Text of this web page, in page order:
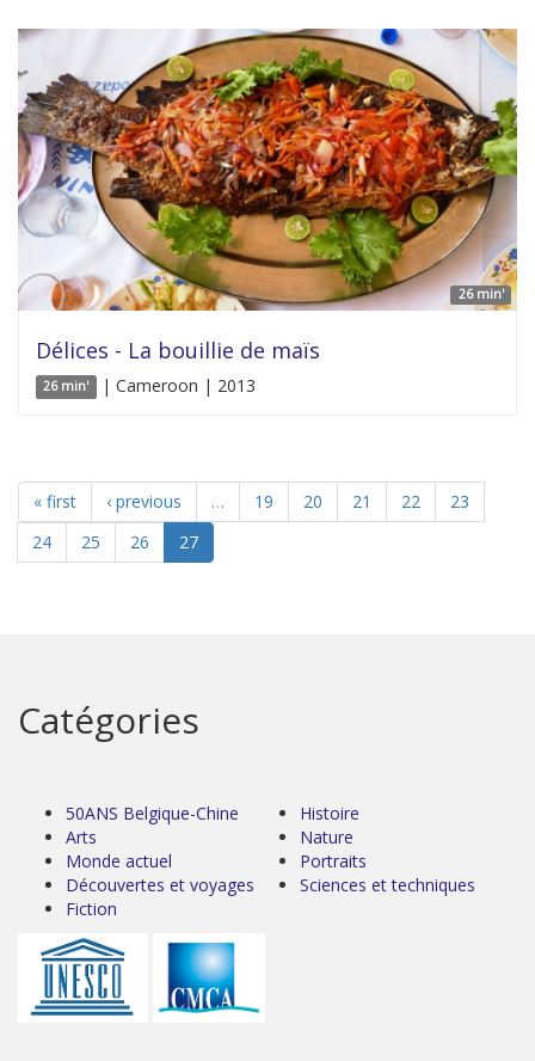
26 min'
Délices - La bouillie de maïs
26 min' | Cameroon | 2013
« first ‹ previous … 19 20 21 22
23
24
25 26 27
Catégories
50ANS Belgique-Chine
Arts
Monde actuel
Découvertes et voyages
Fiction
Histoire
Nature
Portraits
Sciences et techniques